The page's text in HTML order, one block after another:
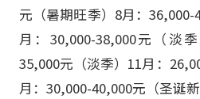
元（暑期旺季）8月：
月：30,000-38,000元（淡
35,000元（淡季）11月：
月：30,000-40,000元（圣诞新